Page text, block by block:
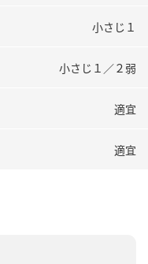
小さじ１
小さじ１／２弱
適宜
適宜